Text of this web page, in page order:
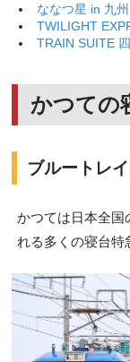
ななつ星 in 九州
TWILIGHT
TRAIN SUITE
かつての
ブルートレ
かつては日本全国
れる多くの寝台特